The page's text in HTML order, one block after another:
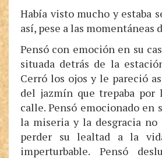
Había visto mucho y estaba
así, pese a las momentáneas
Pensó con emoción en su
situada detrás de la
Cerró los ojos y le pareció
del jazmín que trepaba por
calle. Pensó emocionado en
la miseria y la desgracia no
perder su lealtad a la
imperturbable. Pensó